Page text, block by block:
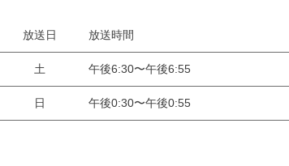
進む
放送日 放送時間
土 午後6:30〜午後6:55
日 午後0:30〜午後0:55